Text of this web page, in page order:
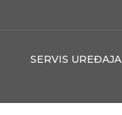
SERVIS UREĐAJA